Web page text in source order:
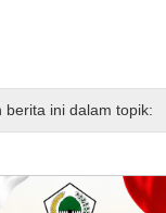
berita ini dalam topik: